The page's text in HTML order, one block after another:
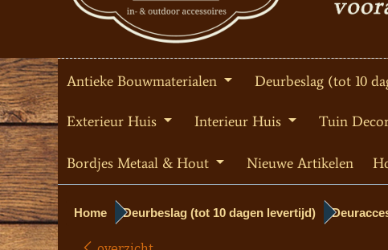
Antieke Bouwmaterialen Deurbeslag (tot 10
Exterieur Huis Interieur Huis Tuin
Bordjes Metaal & Hout Nieuwe Artikelen
Home Deurbeslag (tot 10 dagen levertijd)